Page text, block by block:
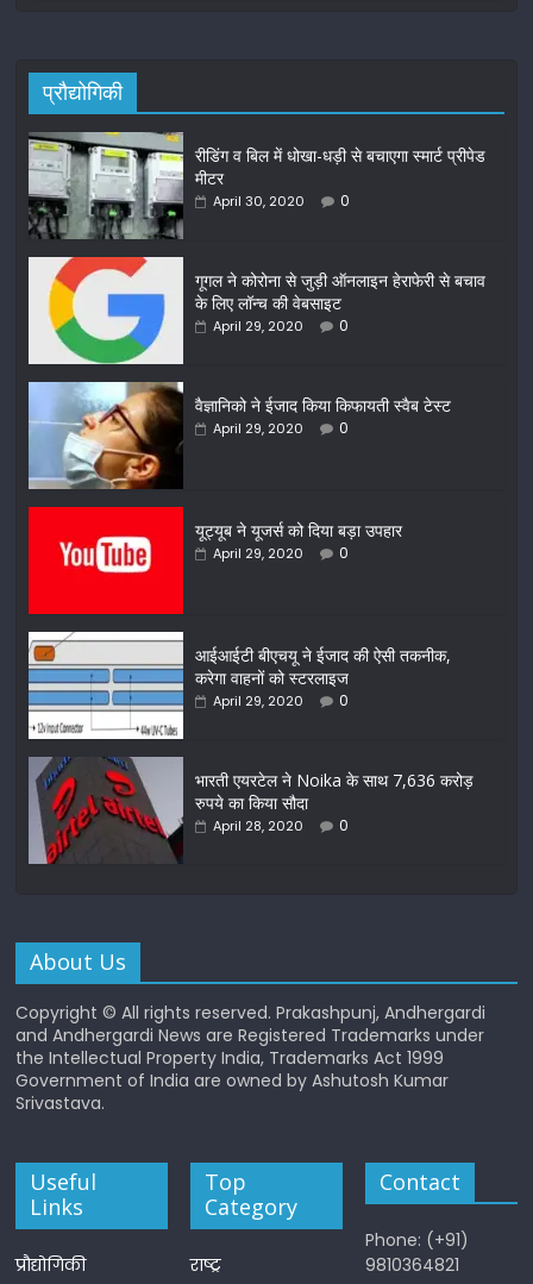
प्रौद्योगिकी
रीडिंग व बिल में धोखा-धड़ी से बचाएगा स्मार्ट प्रीपेड
मीटर
April 30, 2020 0
गूगल ने कोरोना से जुड़ी ऑनलाइन हेराफेरी से बचाव
के लिए लॉन्च की वेबसाइट
April 29, 2020 0
वैज्ञानिको ने ईजाद किया किफायती स्वैब टेस्ट
April 29, 2020 0
यूट्यूब ने यूजर्स को दिया बड़ा उपहार
April 29, 2020 0
आईआईटी बीएचयू ने ईजाद की ऐसी तकनीक,
करेगा वाहनों को स्टरलाइज
April 29, 2020 0
भारती एयरटेल ने Noika के साथ 7,636 करोड़
रुपये का किया सौदा
April 28, 2020 0
About Us
Copyright © All rights reserved. Prakashpunj, Andhergardi
and Andhergardi News are Registered Trademarks under
the Intellectual Property India, Trademarks Act 1999
Government of India are owned by Ashutosh Kumar
Srivastava.
Useful
Links
प्रौद्योगिकी
Top
Category
राष्ट्र
Contact
Phone: (+91)
9810364821